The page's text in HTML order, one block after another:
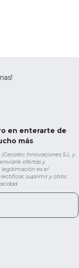
en enterarte de
más
Innovaciones S.L. y
ofertas y
legitimación es el
suprimir y otros